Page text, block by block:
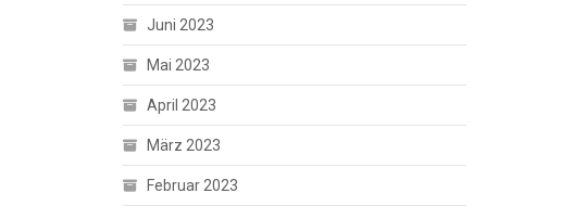
Juni 2023
Mai 2023
April 2023
März 2023
Februar 2023